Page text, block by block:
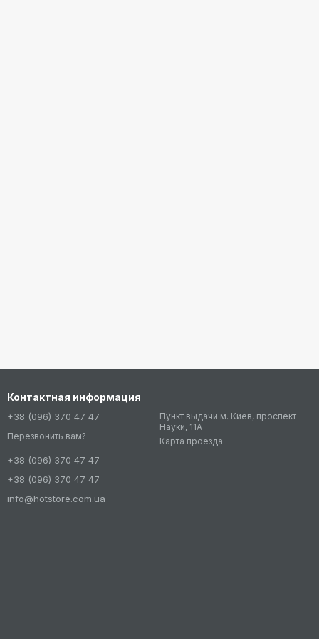
Контактная информация
+38 (096) 370 47 47
Перезвонить вам?
+38 (096) 370 47 47
+38 (096) 370 47 47
info@hotstore.com.ua
Пункт выдачи м. Киев, проспект
Науки, 11А
Карта проезда